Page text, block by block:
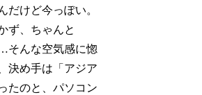
だけど今っぽい。
ず、ちゃんと
そんな空気感に惚
決め手は「アジア
たのと、パソコン